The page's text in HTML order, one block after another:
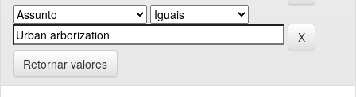
Retornar valores